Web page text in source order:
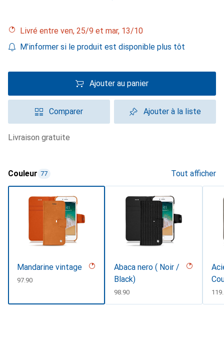
Livré entre ven, 25/9 et mar, 13/10
M'informer si le produit est disponible plus tôt
Ajouter au panier
Comparer Ajouter à la liste
livraison gratuite
Couleur 77 Tout afficher
Mandarine vintage
CHF
97.90
Abaca nero ( Noir /
Black)
CHF
98.90 CHF